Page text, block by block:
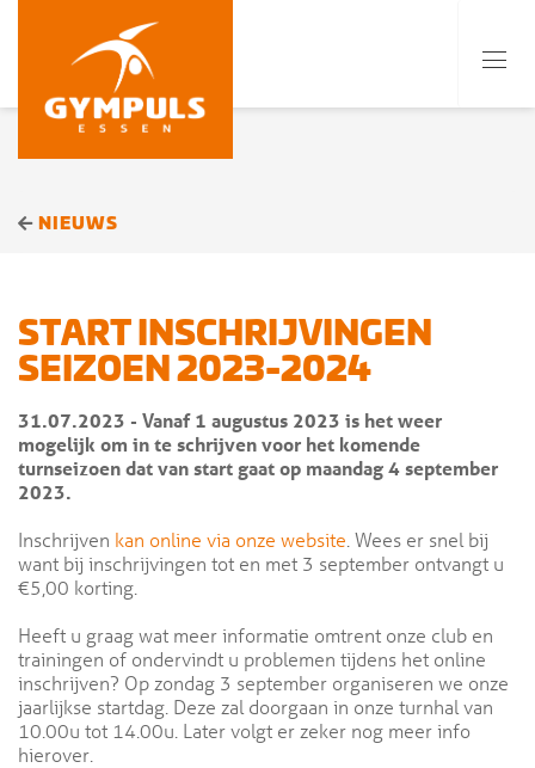
NIEUWS
START INSCHRIJVINGEN
SEIZOEN 2023-2024
31.07.2023 - Vanaf 1 augustus 2023 is het weer
mogelijk om in te schrijven voor het komende
turnseizoen dat van start gaat op maandag 4 september
2023.
Inschrijven kan online via onze website . Wees er snel bij
want bij inschrijvingen tot en met 3 september ontvangt u
€5,00 korting.
Heeft u graag wat meer informatie omtrent onze club en
trainingen of ondervindt u problemen tijdens het online
inschrijven? Op zondag 3 september organiseren we onze
jaarlijkse startdag. Deze zal doorgaan in onze turnhal van
10.00u tot 14.00u. Later volgt er zeker nog meer info
hierover.